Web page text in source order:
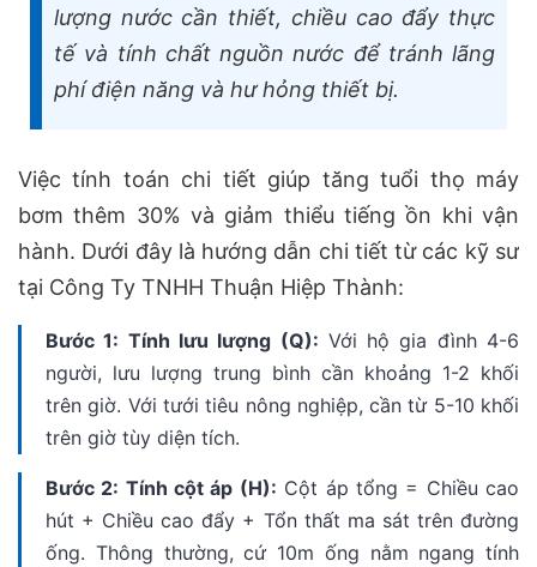
lượng nước cần thiết, chiều cao đẩy thực
tế và tính chất nguồn nước để tránh lãng
phí điện năng và hư hỏng thiết bị.
Việc tính toán chi tiết giúp tăng tuổi thọ máy
bơm thêm 30% và giảm thiểu tiếng ồn khi vận
hành. Dưới đây là hướng dẫn chi tiết từ các kỹ sư
tại Công Ty TNHH Thuận Hiệp Thành:
Bước 1: Tính lưu lượng (Q): Với hộ gia đình 4-6
người, lưu lượng trung bình cần khoảng 1-2 khối
trên giờ. Với tưới tiêu nông nghiệp, cần từ 5-10 khối
trên giờ tùy diện tích.
Bước 2: Tính cột áp (H): Cột áp tổng = Chiều cao
hút + Chiều cao đẩy + Tổn thất ma sát trên đường
ống. Thông thường, cứ 10m ống nằm ngang tính